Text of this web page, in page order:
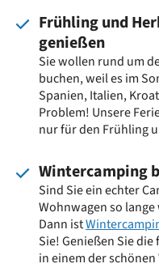
Frühling und
genießen
Sie wollen rund um
buchen, weil es im
Spanien, Italien,
Problem! Unsere
nur für den Frühling
Wintercamping
Sind Sie ein echter
Wohnwagen so
Dann ist
Sie! Genießen Sie
in einem der